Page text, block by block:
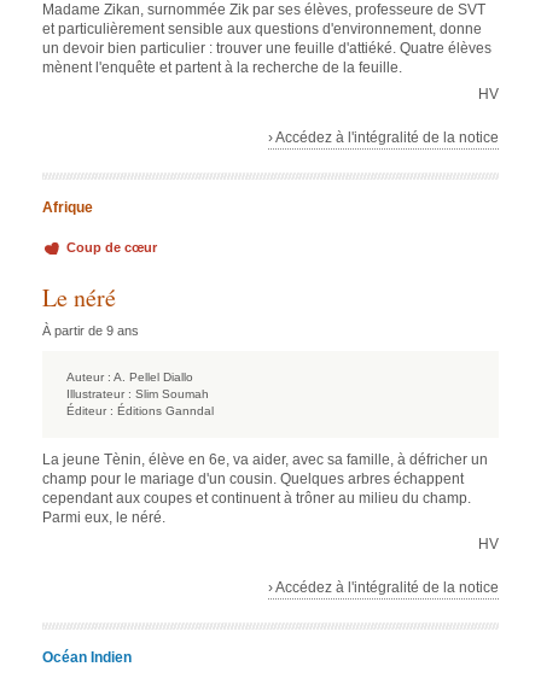
Madame Zikan, surnommée Zik par ses élèves, professeure de SVT
et particulièrement sensible aux questions d'environnement, donne
un devoir bien particulier : trouver une feuille d'attiéké. Quatre élèves
mènent l'enquête et partent à la recherche de la feuille.
HV
› Accédez à l'intégralité de la notice
Afrique
Coup de cœur
Le néré
À partir de 9 ans
Auteur : A. Pellel Diallo
Illustrateur : Slim Soumah
Éditeur : Éditions Ganndal
La jeune Tènin, élève en 6e, va aider, avec sa famille, à défricher un
champ pour le mariage d'un cousin. Quelques arbres échappent
cependant aux coupes et continuent à trôner au milieu du champ.
Parmi eux, le néré.
HV
› Accédez à l'intégralité de la notice
Océan Indien